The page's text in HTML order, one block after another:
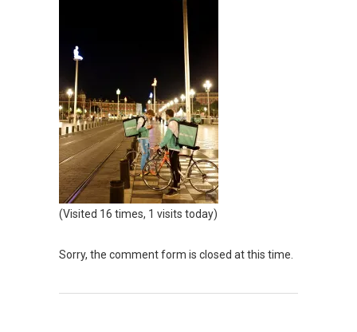
(Visited 16 times, 1 visits today)
Sorry, the comment form is closed at this time.